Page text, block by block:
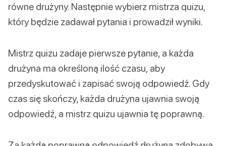
równe drużyny. Następnie wybierz mistrza quizu,
który będzie zadawał pytania i prowadził wyniki.
Mistrz quizu zadaje pierwsze pytanie, a każda
drużyna ma określoną ilość czasu, aby
przedyskutować i zapisać swoją odpowiedź. Gdy
czas się skończy, każda drużyna ujawnia swoją
odpowiedź, a mistrz quizu ujawnia tę poprawną.